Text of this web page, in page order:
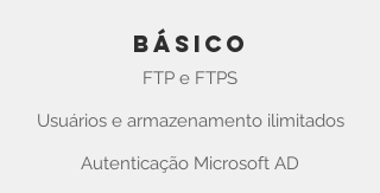
básico
FTP e FTPS
Usuários e armazenamento ilimitados
Autenticação Microsoft AD